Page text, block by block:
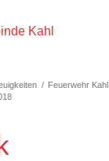
/ Feuerwehr Kahl